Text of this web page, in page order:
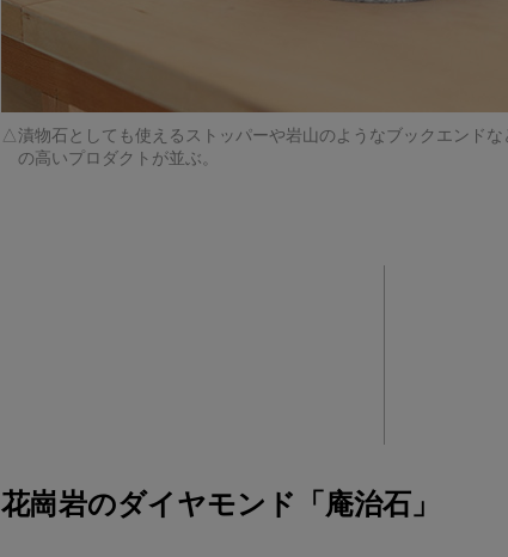
漬物石としても使えるストッパーや岩山のようなブックエンド
の高いプロダクトが並ぶ。
花崗岩のダイヤモンド「庵治石」